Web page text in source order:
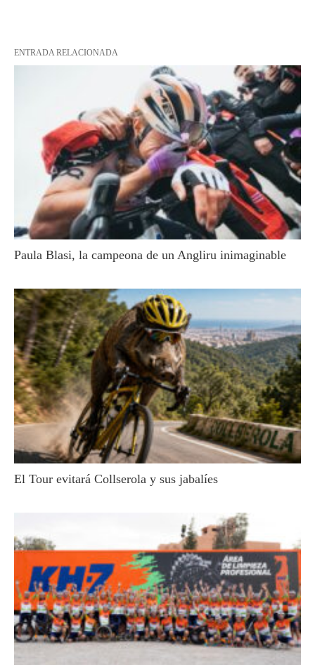
ENTRADA RELACIONADA
Paula Blasi, la campeona de un Angliru inimaginable
El Tour evitará Collserola y sus jabalíes